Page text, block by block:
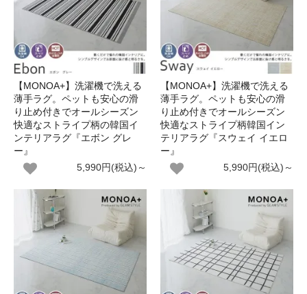
【MONOA+】洗濯機で洗える
薄手ラグ。ペットも安心の滑
り止め付きでオールシーズン
快適なストライプ柄の韓国イ
ンテリアラグ『エボン グレ
ー』
5,990円(税込)～
【MONOA+】洗濯機で洗える
薄手ラグ。ペットも安心の滑
り止め付きでオールシーズン
快適なストライプ柄韓国イン
テリアラグ『スウェイ イエロ
ー』
5,990円(税込)～